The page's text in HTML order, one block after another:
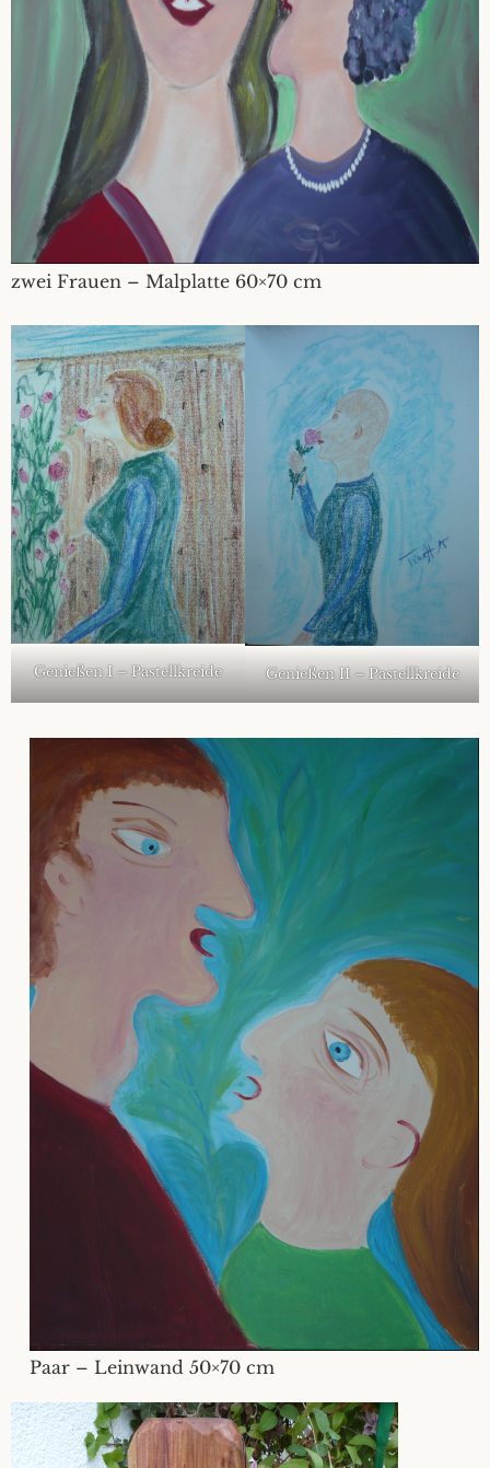
zwei Frauen – Malplatte 60×70 cm
Genießen I – Pastellkreide Genießen II – Pastellkreide
Paar – Leinwand 50×70 cm